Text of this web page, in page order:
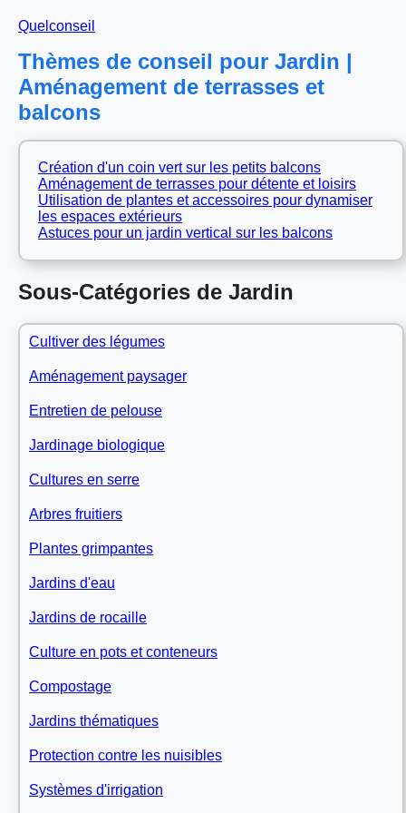
Quelconseil
Thèmes de conseil pour Jardin |
Aménagement de terrasses et
balcons
Création d'un coin vert sur les petits balcons
Aménagement de terrasses pour détente et loisirs
Utilisation de plantes et accessoires pour dynamiser
les espaces extérieurs
Astuces pour un jardin vertical sur les balcons
Sous-Catégories de Jardin
Cultiver des légumes
Aménagement paysager
Entretien de pelouse
Jardinage biologique
Cultures en serre
Arbres fruitiers
Plantes grimpantes
Jardins d'eau
Jardins de rocaille
Culture en pots et conteneurs
Compostage
Jardins thématiques
Protection contre les nuisibles
Systèmes d'irrigation